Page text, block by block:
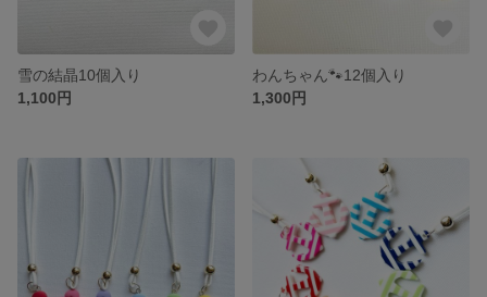
雪の結晶10個入り
1,100円
わんちゃん🐾12個入り
1,300円